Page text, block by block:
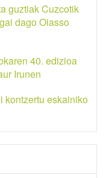
guztiak Cuzcotik
dago Oiasso
40. edizioa
Irunen
kontzertu eskainiko